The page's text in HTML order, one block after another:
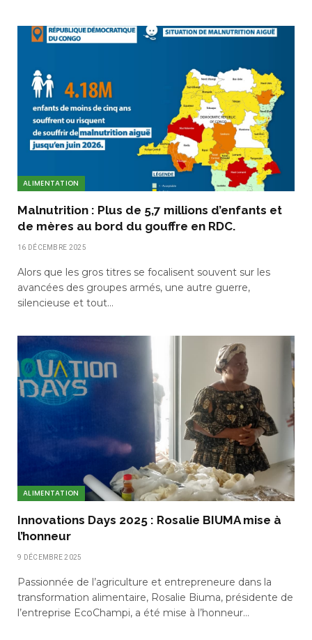
ALIMENTATION
Malnutrition : Plus de 5,7 millions d’enfants et
de mères au bord du gouffre en RDC.
16 DÉCEMBRE 2025
Alors que les gros titres se focalisent souvent sur les
avancées des groupes armés, une autre guerre,
silencieuse et tout…
ALIMENTATION
Innovations Days 2025 : Rosalie BIUMA mise à
l’honneur
9 DÉCEMBRE 2025
Passionnée de l’agriculture et entrepreneure dans la
transformation alimentaire, Rosalie Biuma, présidente de
l’entreprise EcoChampi, a été mise à l’honneur…